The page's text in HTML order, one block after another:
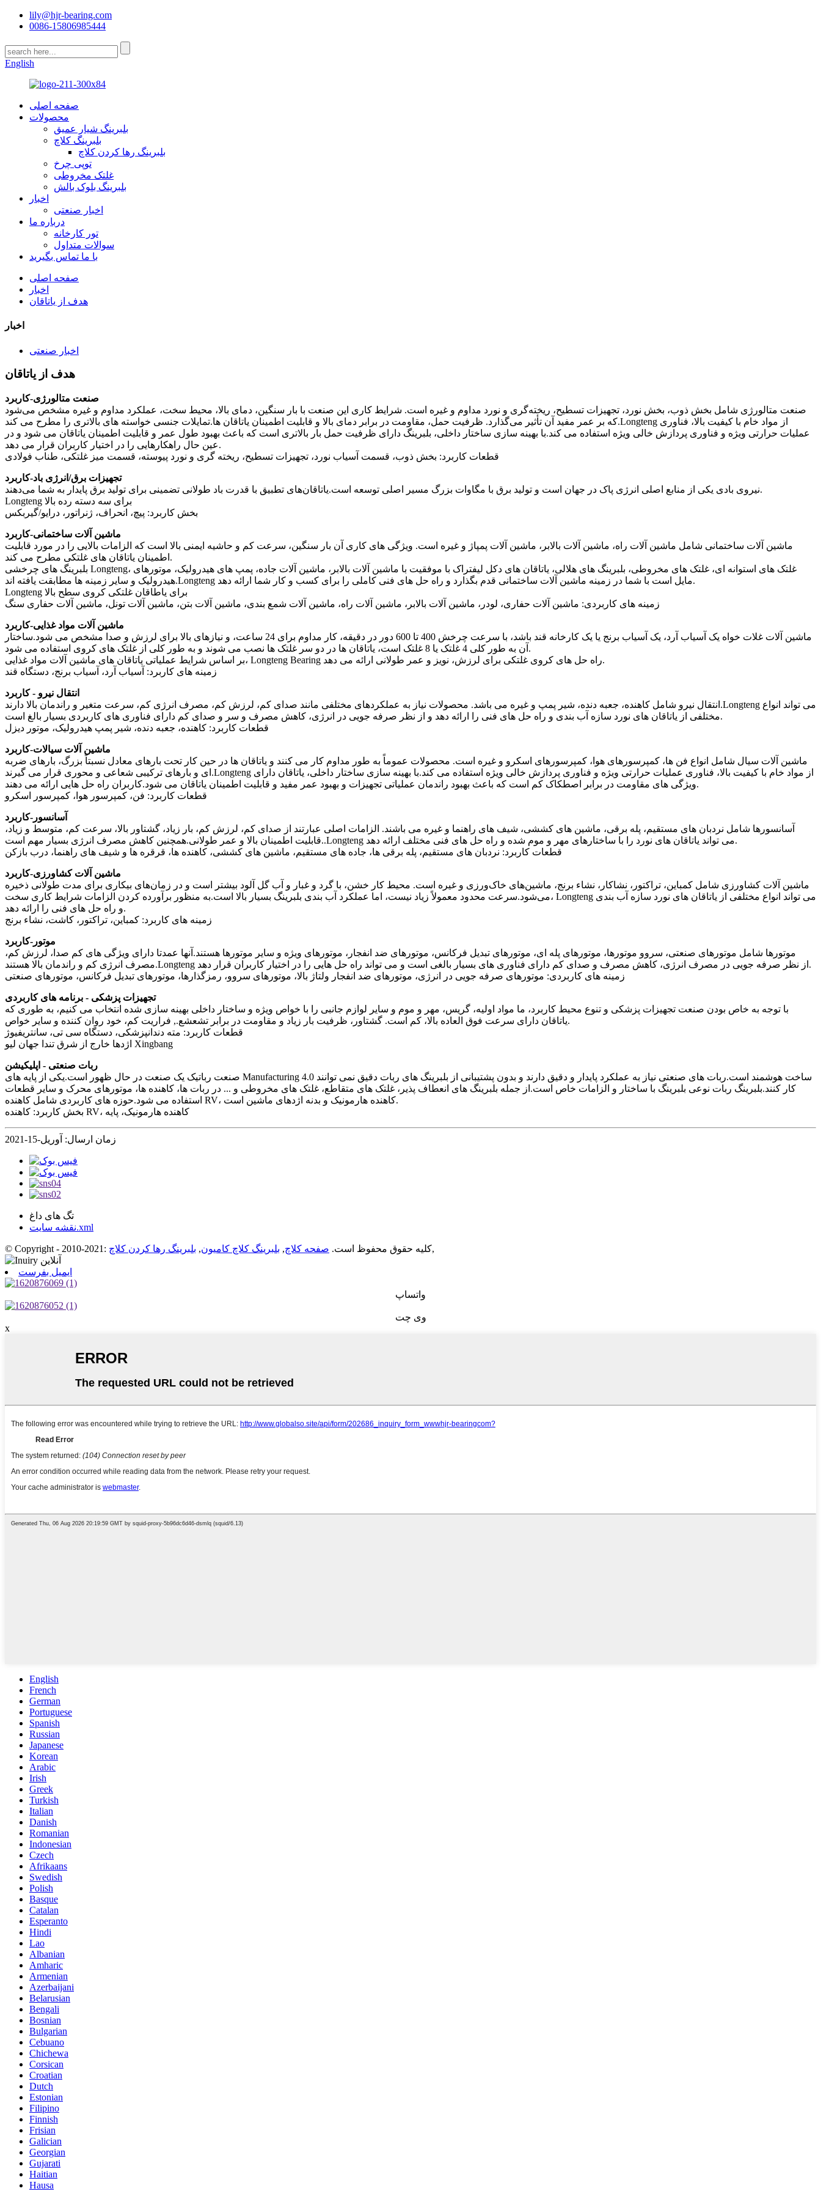
lily@hjr-bearing.com
0086-15806985444
English
صفحه اصلی
محصولات
بلبرینگ شیار عمیق
بلبرینگ کلاچ
بلبرینگ رها کردن کلاچ
توپی چرخ
غلتک مخروطی
بلبرینگ بلوک بالش
اخبار
اخبار صنعتی
درباره ما
تور کارخانه
سوالات متداول
با ما تماس بگیرید
صفحه اصلی
اخبار
هدف از یاتاقان
اخبار
اخبار صنعتی
هدف از یاتاقان
صنعت متالورژی-کاربرد
صنعت متالورژی شامل بخش ذوب، بخش نورد، تجهیزات تسطیح، ریخته‌گری و نورد مداوم و غیره است. شرایط کاری این صنعت با بار سنگین، دمای بالا، محیط سخت، عملکرد مداوم و غیره مشخص می‌شود
که بر عمر مفید آن تأثیر می‌گذارد. ظرفیت حمل، مقاومت در برابر دمای بالا و قابلیت اطمینان یاتاقان ها.تمایلات جنسی خواسته های بالاتری را مطرح می کند.Longteng از مواد خام با کیفیت بالا، فناوری
عملیات حرارتی ویژه و فناوری پردازش خالی ویژه استفاده می کند.با بهینه سازی ساختار داخلی، بلبرینگ دارای ظرفیت حمل بار بالاتری است که باعث بهبود طول عمر و قابلیت اطمینان یاتاقان می شود و در
عین حال راهکارهایی را در اختیار کاربران قرار می دهد.
قطعات کاربرد: بخش ذوب، قسمت آسیاب نورد، تجهیزات تسطیح، ریخته گری و نورد پیوسته، قسمت میز غلتکی، طناب فولادی
تجهیزات برق/انرژی باد-کاربرد
نیروی بادی یکی از منابع اصلی انرژی پاک در جهان است و تولید برق با مگاوات بزرگ مسیر اصلی توسعه است.یاتاقان‌های تطبیق با قدرت باد طولانی تضمینی برای تولید برق پایدار به شما می‌دهند.
Longteng برای سه دسته رده بالا
بخش کاربرد: پیچ، انحراف، ژنراتور، درایو/گیربکس
ماشین آلات ساختمانی-کاربرد
ماشین آلات ساختمانی شامل ماشین آلات راه، ماشین آلات بالابر، ماشین آلات پمپاژ و غیره است. ویژگی های کاری آن بار سنگین، سرعت کم و حاشیه ایمنی بالا است که الزامات بالایی را در مورد قابلیت
اطمینان یاتاقان های غلتکی مطرح می کند.
بلبرینگ های چرخشی Longteng، غلتک های استوانه ای، غلتک های مخروطی، بلبرینگ های هلالی، یاتاقان های دکل لیفتراک با موفقیت با ماشین آلات بالابر، ماشین آلات جاده، پمپ های هیدرولیک، موتورهای
هیدرولیک و سایر زمینه ها مطابقت یافته اند.Longteng مایل است با شما در زمینه ماشین آلات ساختمانی قدم بگذارد و راه حل های فنی کاملی را برای کسب و کار شما ارائه دهد.
Longteng برای یاطاقان غلتکی کروی سطح بالا
زمینه های کاربردی: ماشین آلات حفاری، لودر، ماشین آلات بالابر، ماشین آلات راه، ماشین آلات شمع بندی، ماشین آلات بتن، ماشین آلات تونل، ماشین آلات حفاری سنگ
ماشین آلات مواد غذایی-کاربرد
ماشین آلات غلات خواه یک آسیاب آرد، یک آسیاب برنج یا یک کارخانه قند باشد، با سرعت چرخش 400 تا 600 دور در دقیقه، کار مداوم برای 24 ساعت، و نیازهای بالا برای لرزش و صدا مشخص می شود.ساختار
آن به طور کلی 4 غلتک یا 8 غلتک است، یاتاقان ها در دو سر غلتک ها نصب می شوند و به طور کلی از غلتک های کروی استفاده می شود.
بر اساس شرایط عملیاتی یاتاقان های ماشین آلات مواد غذایی، Longteng Bearing راه حل های کروی غلتکی برای لرزش، نویز و عمر طولانی ارائه می دهد.
زمینه های کاربرد: آسیاب آرد، آسیاب برنج، دستگاه قند
انتقال نیرو - کاربرد
انتقال نیرو شامل کاهنده، جعبه دنده، شیر پمپ و غیره می باشد. محصولات نیاز به عملکردهای مختلفی مانند صدای کم، لرزش کم، مصرف انرژی کم، سرعت متغیر و راندمان بالا دارند.Longteng می تواند انواع
مختلفی از یاتاقان های نورد سازه آب بندی و راه حل های فنی را ارائه دهد و از نظر صرفه جویی در انرژی، کاهش مصرف و سر و صدای کم دارای فناوری های کاربردی بسیار بالغ است.
قطعات کاربرد: کاهنده، جعبه دنده، شیر پمپ هیدرولیک، موتور دیزل
ماشین آلات سیالات-کاربرد
ماشین آلات سیال شامل انواع فن ها، کمپرسورهای هوا، کمپرسورهای اسکرو و غیره است. محصولات عموماً به طور مداوم کار می کنند و یاتاقان ها در حین کار تحت بارهای معادل نسبتاً بزرگ، بارهای ضربه
ای و بارهای ترکیبی شعاعی و محوری قرار می گیرند.Longteng از مواد خام با کیفیت بالا، فناوری عملیات حرارتی ویژه و فناوری پردازش خالی ویژه استفاده می کند.با بهینه سازی ساختار داخلی، یاتاقان دارای
ویژگی های مقاومت در برابر اصطکاک کم است که باعث بهبود راندمان عملیاتی تجهیزات و بهبود عمر مفید و قابلیت اطمینان یاتاقان می شود.کاربران راه حل هایی ارائه می دهند.
قطعات کاربرد: فن، کمپرسور هوا، کمپرسور اسکرو
آسانسور-کاربرد
آسانسورها شامل نردبان های مستقیم، پله برقی، ماشین های کششی، شیف های راهنما و غیره می باشند. الزامات اصلی عبارتند از صدای کم، لرزش کم، بار زیاد، گشتاور بالا، سرعت کم، متوسط ​​و زیاد،
قابلیت اطمینان بالا و عمر طولانی.همچنین کاهش مصرف انرژی بسیار مهم است..Longteng می تواند یاتاقان های نورد را با ساختارهای مهر و موم شده و راه حل های فنی مختلف ارائه دهد.
قطعات کاربرد: نردبان های مستقیم، پله برقی ها، جاده های مستقیم، ماشین های کششی، کاهنده ها، قرقره ها و شیف های راهنما، درب بازکن
ماشین آلات کشاورزی-کاربرد
ماشین آلات کشاورزی شامل کمباین، تراکتور، نشاکار، نشاء برنج، ماشین‌های خاک‌ورزی و غیره است. محیط کار خشن، با گرد و غبار و آب گل آلود بیشتر است و در زمان‌های بیکاری برای مدت طولانی ذخیره
می‌شود.سرعت محدود معمولاً زیاد نیست، اما عملکرد آب بندی بلبرینگ بسیار بالا است.به منظور برآورده کردن الزامات شرایط کاری سخت، Longteng می تواند انواع مختلفی از یاتاقان های نورد سازه آب بندی
و راه حل های فنی را ارائه دهد.
زمینه های کاربرد: کمباین، تراکتور، کاشت، نشاء برنج
موتور-کاربرد
موتورها شامل موتورهای صنعتی، سروو موتورها، موتورهای پله ای، موتورهای تبدیل فرکانس، موتورهای ضد انفجار، موتورهای ویژه و سایر موتورها هستند.آنها عمدتا دارای ویژگی های کم صدا، لرزش کم،
مصرف انرژی کم و راندمان بالا هستند.Longteng از نظر صرفه جویی در مصرف انرژی، کاهش مصرف و صدای کم دارای فناوری های بسیار بالغی است و می تواند راه حل هایی را در اختیار کاربران قرار دهد.
زمینه های کاربردی: موتورهای صرفه جویی در انرژی، موتورهای ضد انفجار ولتاژ بالا، موتورهای سروو، رمزگذارها، موتورهای تبدیل فرکانس، موتورهای صنعتی
تجهیزات پزشکی - برنامه های کاربردی
با توجه به خاص بودن صنعت تجهیزات پزشکی و تنوع محیط کاربرد، ما مواد اولیه، گریس، مهر و موم و سایر لوازم جانبی را با خواص ویژه و ساختار داخلی بهینه سازی شده انتخاب می کنیم، به طوری که
یاتاقان دارای سرعت فوق العاده بالا، کم است. گشتاور، ظرفیت بار زیاد و مقاومت در برابر تشعشع., فراریت کم، خود روان کننده و سایر خواص.
قطعات کاربرد: مته دندانپزشکی، دستگاه سی تی، سانتریفیوژ
اژدها خارج از شرق تندا جهان لیو Xingbang
ربات صنعتی - اپلیکیشن
صنعت رباتیک یک صنعت در حال ظهور است.یکی از پایه های Manufacturing 4.0 ساخت هوشمند است.ربات های صنعتی نیاز به عملکرد پایدار و دقیق دارند و بدون پشتیبانی از بلبرینگ های ربات دقیق نمی توانند
کار کنند.بلبرینگ ربات نوعی بلبرینگ با ساختار و الزامات خاص است.از جمله بلبرینگ های انعطاف پذیر، غلتک های متقاطع، غلتک های مخروطی و ... در ربات ها، کاهنده ها، موتورهای محرک و سایر قطعات
استفاده می شود.حوزه های کاربردی شامل کاهنده RV، کاهنده هارمونیک و بدنه اژدهای ماشین است.
بخش کاربرد: کاهنده RV، کاهنده هارمونیک، پایه
زمان ارسال: آوریل-15-2021
تگ های داغ
نقشه سایت.xml
© Copyright - 2010-2021: کلیه حقوق محفوظ است. صفحه کلاچ, بلبرینگ کلاچ کامیون, بلبرینگ رها کردن کلاچ ,
ایمیل بفرست
واتساپ
وی چت
x
English
French
German
Portuguese
Spanish
Russian
Japanese
Korean
Arabic
Irish
Greek
Turkish
Italian
Danish
Romanian
Indonesian
Czech
Afrikaans
Swedish
Polish
Basque
Catalan
Esperanto
Hindi
Lao
Albanian
Amharic
Armenian
Azerbaijani
Belarusian
Bengali
Bosnian
Bulgarian
Cebuano
Chichewa
Corsican
Croatian
Dutch
Estonian
Filipino
Finnish
Frisian
Galician
Georgian
Gujarati
Haitian
Hausa